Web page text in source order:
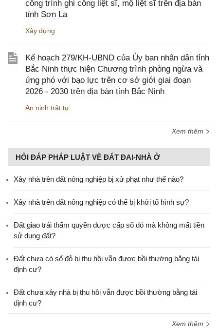
công trình ghi công liệt sĩ, mộ liệt sĩ trên địa bàn
tỉnh Sơn La
Xây dựng
Kế hoạch 279/KH-UBND của Ủy ban nhân dân tỉnh
Bắc Ninh thực hiện Chương trình phòng ngừa và
ứng phó với bạo lực trên cơ sở giới giai đoạn
2026 - 2030 trên địa bàn tỉnh Bắc Ninh
An ninh trật tự
Xem thêm
HỎI ĐÁP PHÁP LUẬT VỀ ĐẤT ĐAI-NHÀ Ở
Xây nhà trên đất nông nghiệp bị xử phạt như thế nào?
Xây nhà trên đất nông nghiệp có thể bị khởi tố hình sự?
Đất giao trái thẩm quyền được cấp sổ đỏ mà không mất tiền
sử dụng đất?
Đất chưa có sổ đỏ bị thu hồi vẫn được bồi thường bằng tái
định cư?
Đất chưa xây nhà bị thu hồi vẫn được bồi thường bằng tái
định cư?
Xem thêm